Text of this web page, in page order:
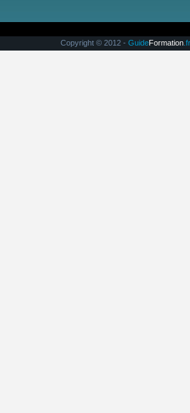
Copyright © 2012 - GuideFormation.fr